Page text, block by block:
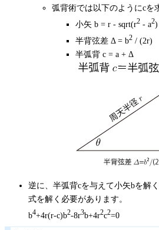
弧背術では以下のようにcを
小矢 b = r - sqrt(r2 - a2)
半背弦差 Δ = b2 / (2r)
半弧背 c = a + Δ
逆に、半弧背cを与えて小矢bを解
式を解く必要があります。
b4+4r(r-c)b2-8r3b+4r2c2=0